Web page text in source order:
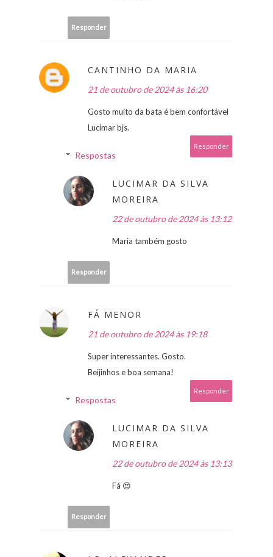
Responder
CANTINHO DA MARIA
21 de outubro de 2024 às 16:20
Gosto muito da bata é bem confortável
Lucimar bjs.
Responder
Respostas
LUCIMAR DA SILVA
MOREIRA
22 de outubro de 2024 às 13:12
Maria também gosto
Responder
FÁ MENOR
21 de outubro de 2024 às 19:18
Super interessantes. Gosto.
Beijinhos e boa semana!
Responder
Respostas
LUCIMAR DA SILVA
MOREIRA
22 de outubro de 2024 às 13:13
Fá 😍
Responder